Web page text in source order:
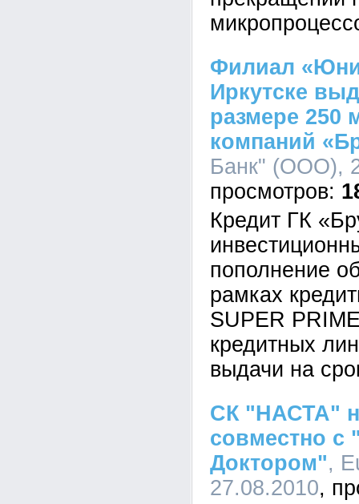
Филиал
Иркутске
размере 250
компаний
Банк" (ООО),
Кредит ГК
пополнение
рамках
SUPER
кредитных
выдачи на
СК "НАСТА"
совместно
Доктором",
27.08.2010